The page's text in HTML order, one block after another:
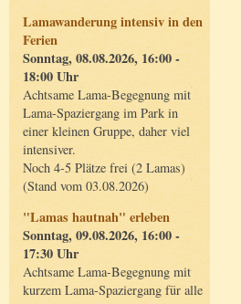
Lamawanderung intensiv in den
Ferien
Sonntag, 08.08.2026, 16:00 -
18:00 Uhr
Achtsame Lama-Begegnung mit
Lama-Spaziergang im Park in
einer kleinen Gruppe, daher viel
intensiver.
Noch 4-5 Plätze frei (2 Lamas)
(Stand vom 03.08.2026)
"Lamas hautnah" erleben
Sonntag, 09.08.2026, 16:00 -
17:30 Uhr
Achtsame Lama-Begegnung mit
kurzem Lama-Spaziergang für alle